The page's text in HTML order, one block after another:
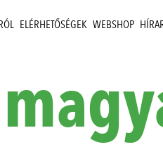
ELÉRHETŐSÉGEK WEBSHOP